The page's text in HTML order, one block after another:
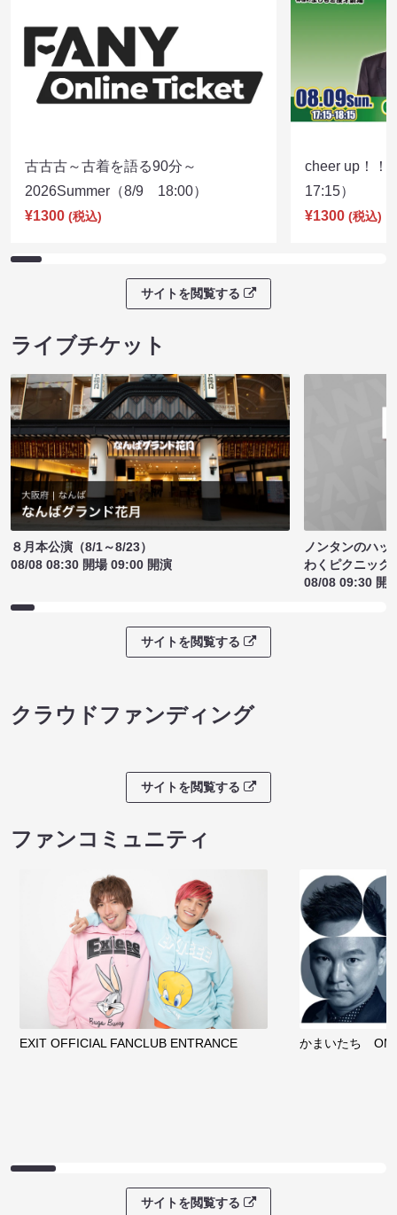
古古古～古着を語る90分～
2026Summer（8/9 18:00）
¥1300 (税込)
cheer up！
17:15）
¥1300 (税込)
サイトを閲覧する
ライブチケット
８月本公演（8/1～8/23）
08/08 08:30 開場 09:00 開演
ノンタンのハッ
わくピクニック
08/08 09:30 開
サイトを閲覧する
クラウドファンディング
サイトを閲覧する
ファンコミュニティ
EXIT OFFICIAL FANCLUB ENTRANCE かまいたち
サイトを閲覧する